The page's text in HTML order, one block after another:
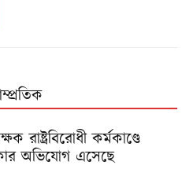
রাষ্ট্রবিরোধী কর্মকাণ্ডে
অভিযোগ এসেছে